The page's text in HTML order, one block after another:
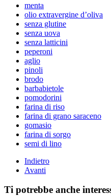
menta
olio extravergine d’oliva
senza glutine
senza uova
senza latticini
peperoni
aglio
pinoli
brodo
barbabietole
pomodorini
farina di riso
farina di grano saraceno
gomasio
farina di sorgo
semi di lino
Indietro
Avanti
Ti potrebbe anche